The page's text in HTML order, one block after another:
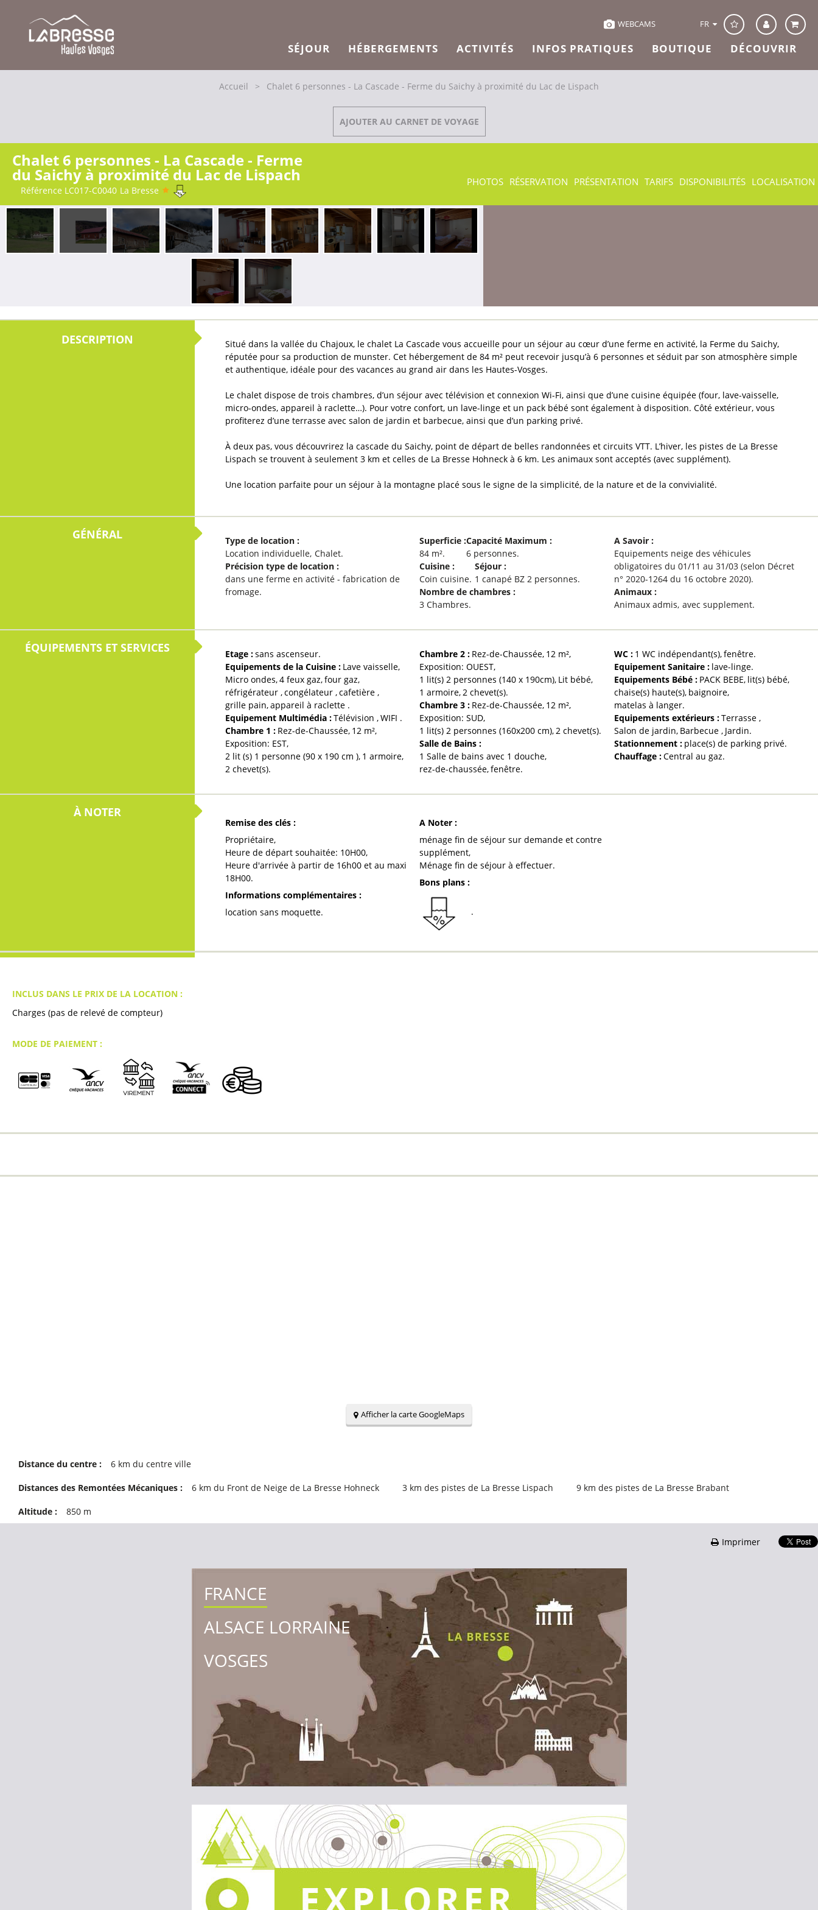
WEBCAMS FR
SÉJOUR HÉBERGEMENTS ACTIVITÉS INFOS PRATIQUES BOUTIQUE DÉCOUVRIR
Accueil > Chalet 6 personnes - La Cascade - Ferme du Saichy à proximité du Lac de Lispach
Chalet 6 personnes - La Cascade - Ferme
du Saichy à proximité du Lac de Lispach
Référence LC017-C0040 La Bresse
AJOUTER AU CARNET DE VOYAGE
PHOTOS RÉSERVATION PRÉSENTATION TARIFS DISPONIBILITÉS LOCALISATION
Situé dans la vallée du Chajoux, le chalet La Cascade vous accueille pour un séjour au cœur d’une ferme en activité, la Ferme du Saichy,
réputée pour sa production de munster. Cet hébergement de 84 m² peut recevoir jusqu’à 6 personnes et séduit par son atmosphère simple
et authentique, idéale pour des vacances au grand air dans les Hautes-Vosges.
Le chalet dispose de trois chambres, d’un séjour avec télévision et connexion Wi-Fi, ainsi que d’une cuisine équipée (four, lave-vaisselle,
micro-ondes, appareil à raclette…). Pour votre confort, un lave-linge et un pack bébé sont également à disposition. Côté extérieur, vous
profiterez d’une terrasse avec salon de jardin et barbecue, ainsi que d’un parking privé.
À deux pas, vous découvrirez la cascade du Saichy, point de départ de belles randonnées et circuits VTT. L’hiver, les pistes de La Bresse
Lispach se trouvent à seulement 3 km et celles de La Bresse Hohneck à 6 km. Les animaux sont acceptés (avec supplément).
Une location parfaite pour un séjour à la montagne placé sous le signe de la simplicité, de la nature et de la convivialité.
GÉNÉRAL Type de location :
Location individuelle Chalet
Précision type de location :
dans une ferme en activité - fabrication de
fromage
Superficie:
84 m²
Capacité Maximum:
6 personnes
Cuisine:
Coin cuisine
Séjour:
1 canapé BZ 2 personnes
Nombre de chambres:
3 Chambres
A Savoir :
Equipements neige des véhicules
obligatoires du 01/11 au 31/03 (selon Décret
n° 2020-1264 du 16 octobre 2020)
Animaux :
Animaux admis avec supplement
ÉQUIPEMENTS ET SERVICES Etage :sans ascenseur
Equipements de la Cuisine : Lave vaisselle
Micro ondes 4 feux gaz four gaz
réfrigérateur congélateur cafetière
grille pain appareil à raclette
Equipement Multimédia :Télévision WIFI
Chambre 1 : Rez-de-Chaussée 12 m²
Exposition: EST
2
lit (s) 1 personne (90 x 190 cm ) 1 armoire
2 chevet(s)
Chambre 2: Rez-de-Chaussée 12 m²
Exposition: OUEST
1 lit(s) 2 personnes (140 x 190cm) Lit bébé
1 armoire 2 chevet(s)
Chambre 3: Rez-de-Chaussée 12 m²
Exposition: SUD
1 lit(s) 2 personnes (160x200 cm) 2 chevet(s)
Salle de Bains:
1 Salle de bains avec 1 douche
rez-de-chaussée fenêtre
WC : 1 WC indépendant(s) fenêtre
Equipement Sanitaire : lave-linge
Equipements Bébé : PACK BEBE lit(s) bébé
chaise(s) haute(s) baignoire
matelas à langer
Equipements extérieurs :Terrasse
Salon de jardin Barbecue Jardin
Stationnement : place(s) de parking privé
Chauffage :Central au gaz
À NOTER
Remise des clés :
Propriétaire
Heure de départ souhaitée: 10H00
Heure d'arrivée à partir de 16h00 et au maxi
18H00
Informations complémentaires :
location sans moquette
A Noter:
ménage fin de séjour sur demande et contre
supplément
Ménage fin de séjour à effectuer
Bons plans:
INCLUS DANS LE PRIX DE LA LOCATION :
Charges (pas de relevé de compteur)
MODE DE PAIEMENT :
Afficher la carte GoogleMaps
Distance du centre : 6 km du centre ville
Distances des Remontées Mécaniques : 6 km du Front de Neige de La Bresse Hohneck 3 km des pistes de La Bresse Lispach 9 km des pistes de La Bresse Brabant
Altitude : 850 m
Imprimer
FRANCE
ALSACE LORRAINE
VOSGES